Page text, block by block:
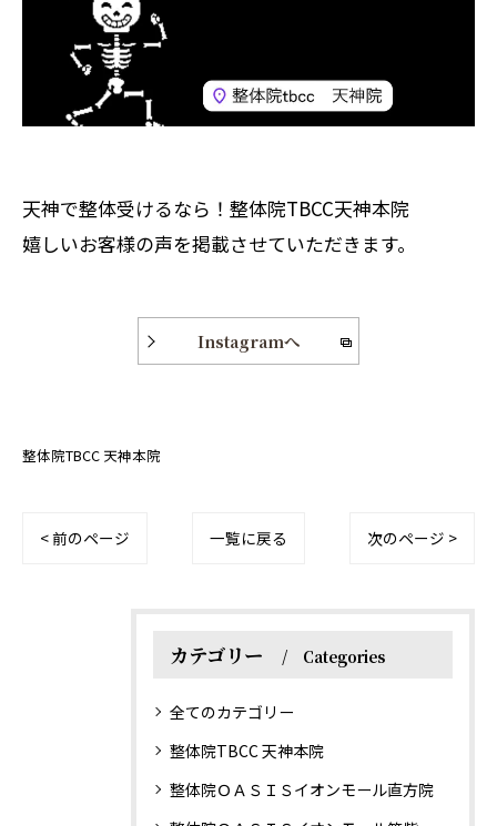
天神で整体受けるなら！整体院TBCC天神本院
嬉しいお客様の声を掲載させていただきます。
Instagramへ
整体院TBCC 天神本院
< 前のページ 一覧に戻る 次のページ >
カテゴリー Categories
全てのカテゴリー
整体院TBCC 天神本院
整体院ＯＡＳＩＳイオンモール直方院